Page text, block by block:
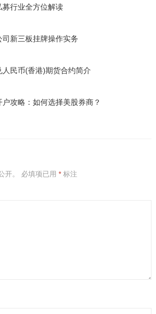
募行业全方位解读
司新三板挂牌操作实务
人民币(香港)期货合约简介
户攻略：如何选择美股券商？
开。 必填项已用 *标注